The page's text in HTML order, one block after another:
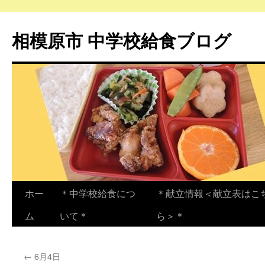
相模原市 中学校給食ブログ
ン
ホー
ム
＊中学校給食につ
いて＊
＊献立情報＜献立表はこ
ら＞＊
← 6月4日